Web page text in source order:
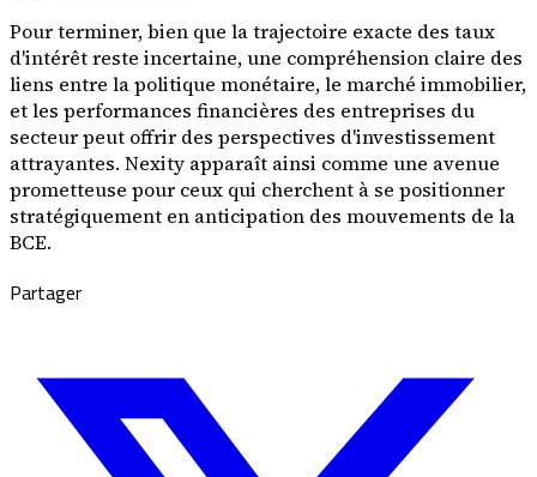
Pour terminer, bien que la trajectoire exacte des taux
d'intérêt reste incertaine, une compréhension claire des
liens entre la politique monétaire, le marché immobilier,
et les performances financières des entreprises du
secteur peut offrir des perspectives d'investissement
attrayantes. Nexity apparaît ainsi comme une avenue
prometteuse pour ceux qui cherchent à se positionner
stratégiquement en anticipation des mouvements de la
BCE.
Partager